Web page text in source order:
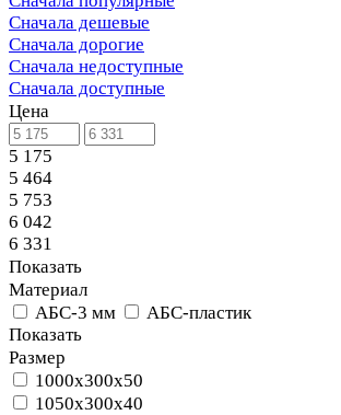
Сначала дешевые
Сначала дорогие
Сначала недоступные
Сначала доступные
Цена
5 175
5 464
5 753
6 042
6 331
Показать
Материал
АБС-3 мм
АБС-пластик
Показать
Размер
1000x300x50
1050x300x40